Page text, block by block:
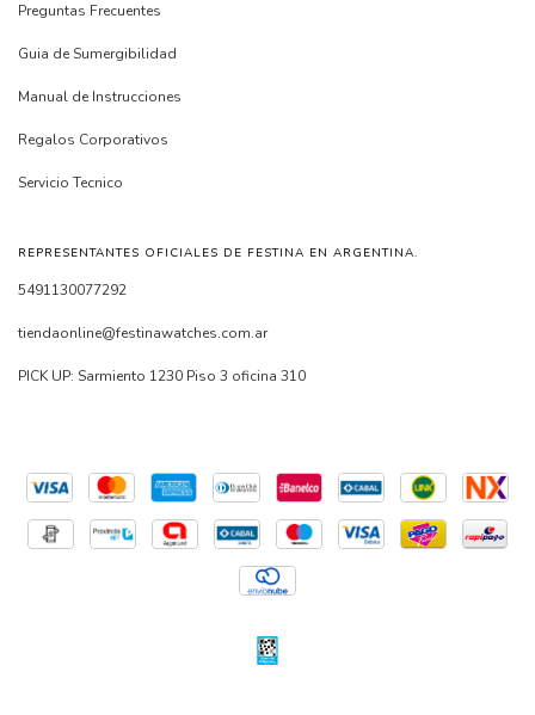
Preguntas Frecuentes
Guia de Sumergibilidad
Manual de Instrucciones
Regalos Corporativos
Servicio Tecnico
REPRESENTANTES OFICIALES DE FESTINA EN ARGENTINA.
5491130077292
tiendaonline@festinawatches.com.ar
PICK UP: Sarmiento 1230 Piso 3 oficina 310